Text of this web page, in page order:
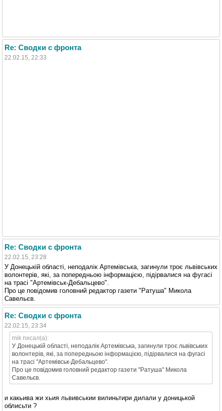
Re: Сводки с фронта
22.02.15, 22:33
Re: Сводки с фронта
22.02.15, 23:28
У Донецькій області, неподалік Артемівська, загинули троє львівських
волонтерів, які, за попередньою інформацією, підірвалися на фугасі
на трасі "Артемівськ-Дебальцево".
Про це повідомив головний редактор газети "Ратуша" Микола
Савельєв.
Re: Сводки с фронта
22.02.15, 23:34
mik писал(а):
У Донецькій області, неподалік Артемівська, загинули троє львівських
волонтерів, які, за попередньою інформацією, підірвалися на фугасі
на трасі "Артемівськ-Дебальцево".
Про це повідомив головний редактор газети "Ратуша" Микола
Савельєв.
и какьива жи хьия львивськии вилиньтири дилали у доницькой
облисьти ?